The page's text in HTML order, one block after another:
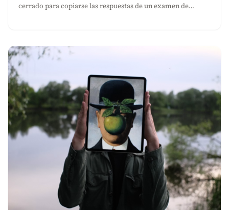
cerrado para copiarse las respuestas de un examen de…